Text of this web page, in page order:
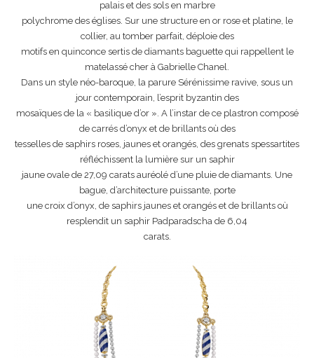
palais et des sols en marbre
polychrome des églises. Sur une structure en or rose et platine, le
collier, au tomber parfait, déploie des
motifs en quinconce sertis de diamants baguette qui rappellent le
matelassé cher à Gabrielle Chanel.
Dans un style néo-baroque, la parure Sérénissime ravive, sous un
jour contemporain, l’esprit byzantin des
mosaïques de la « basilique d’or ». A l’instar de ce plastron composé
de carrés d’onyx et de brillants où des
tesselles de saphirs roses, jaunes et orangés, des grenats spessartites
réfléchissent la lumière sur un saphir
jaune ovale de 27,09 carats auréolé d’une pluie de diamants. Une
bague, d’architecture puissante, porte
une croix d’onyx, de saphirs jaunes et orangés et de brillants où
resplendit un saphir Padparadscha de 6,04
carats.